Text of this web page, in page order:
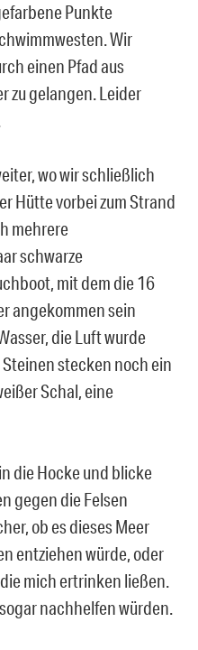
Punkte
Wir
einen Pfad aus
zu gelangen. Leider
wo wir schließlich
Hütte vorbei zum Strand
mehrere
schwarze
mit dem die 16
angekommen sein
die Luft wurde
stecken noch ein
Schal, eine
die Hocke und blicke
gegen die Felsen
ob es dieses Meer
entziehen würde, oder
mich ertrinken ließen.
nachhelfen würden.